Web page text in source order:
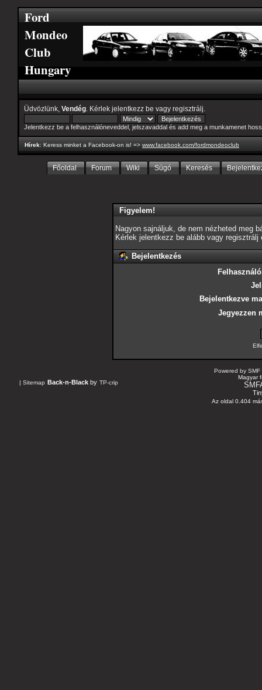
Ford
Mondeo
Club
Hungary
Üdvözlünk, Vendég . Kérlek jelentkezz be vagy regisztrálj
Jelentkezz be a felhasználóneveddel, jelszavaddal és add meg a munkamenet
Hírek: Keress minket a Facebook-on is! => www.facebook.com/fordmondeoclub
Főoldal Forum Wiki Súgó Keresés
Figyelem!
Nagyon sajnáljuk, de nem nézheted meg
Kérlek jelentkezz be alább vagy regisztrálj
Bejelentkezés
Bejelentkezve
Jegyezzen
| Sitemap Back-n-Black by TP-crip
Powered by SMF
Magyar
Az oldal 0.404